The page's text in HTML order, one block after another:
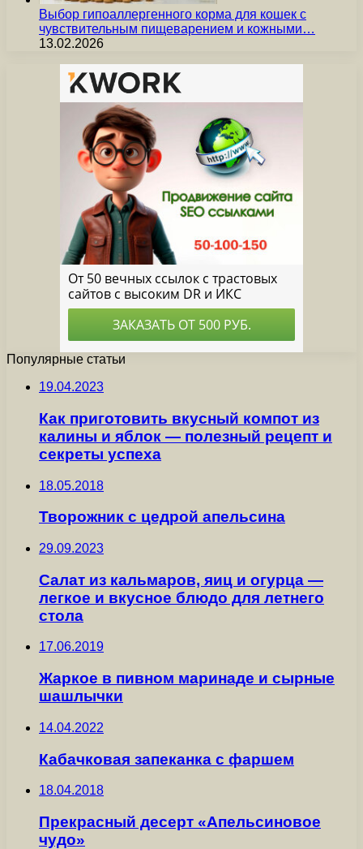
Выбор гипоаллергенного корма для кошек с
чувствительным пищеварением и кожными…
13.02.2026
Популярные статьи
19.04.2023
Как приготовить вкусный компот из
калины и яблок — полезный рецепт и
секреты успеха
18.05.2018
Творожник с цедрой апельсина
29.09.2023
Салат из кальмаров, яиц и огурца —
легкое и вкусное блюдо для летнего
стола
17.06.2019
Жаркое в пивном маринаде и сырные
шашлычки
14.04.2022
Кабачковая запеканка с фаршем
18.04.2018
Прекрасный десерт «Апельсиновое
чудо»